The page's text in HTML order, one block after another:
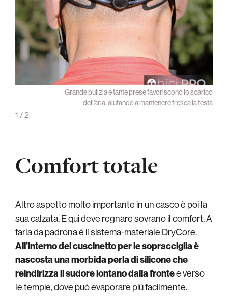
Grande pulizia e tante prese favoriscono lo scarico
dell’aria, aiutando a mantenere fresca la testa
1 / 2
Comfort totale
Altro aspetto molto importante in un casco è poi la
sua calzata. E qui deve regnare sovrano il comfort. A
farla da padrona è il sistema-materiale DryCore.
All’interno del cuscinetto per le sopracciglia è
nascosta una morbida perla di silicone che
reindirizza il sudore lontano dalla frontee verso
le tempie, dove può evaporare più facilmente.